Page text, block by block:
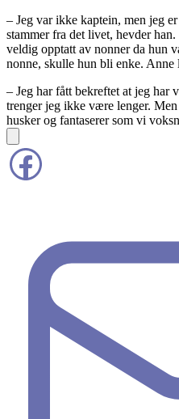
– Jeg var ikke kaptein, men jeg
stammer fra det livet, hevder
veldig opptatt av nonner da hun
nonne, skulle hun bli enke. Anne
– Jeg har fått bekreftet at jeg har
trenger jeg ikke være lenger.
husker og fantaserer som vi